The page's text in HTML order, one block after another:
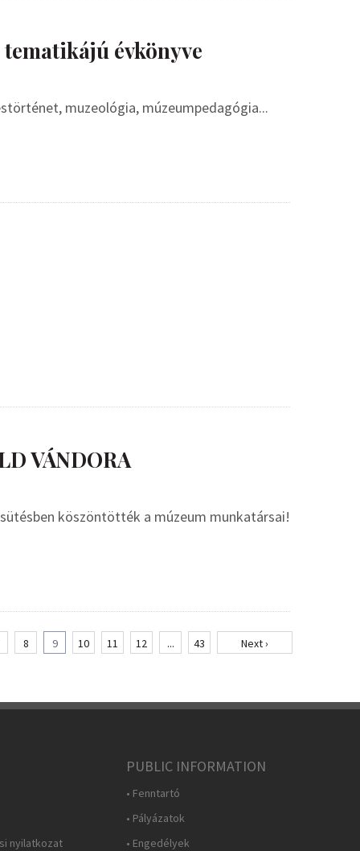
évkönyve
muzeológia, múzeumpedagógia...
VÁNDORA
köszöntötték a múzeum munkatársai!
8 9 10 11 12 ... 43 Next ›
nyilatkozat
PUBLIC INFORMATION
• Fenntartó
• Pályázatok
• Engedélyek